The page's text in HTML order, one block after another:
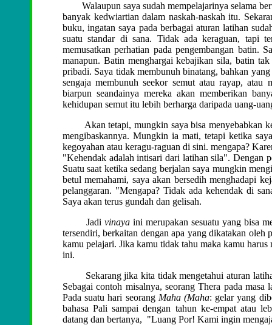
Walaupun saya sudah mempelajarinya selama
banyak kedwiartian dalam naskah-naskah itu.
buku, ingatan saya pada berbagai aturan latihan
suatu standar di sana. Tidak ada keraguan, tapi
memusatkan perhatian pada pengembangan batin.
manapun. Batin menghargai kebajikan sila, batin
pribadi. Saya tidak membunuh binatang, bahkan
sengaja membunuh seekor semut atau rayap, atau
biarpun seandainya mereka akan memberikan
kehidupan semut itu lebih berharga daripada uang-
Akan tetapi, mungkin saya bisa menyebabkan
mengibaskannya. Mungkin ia mati, tetapi ketika
kegoyahan atau keragu-raguan di sini. mengapa?
"Kehendak adalah intisari dari latihan sila". Dengan
Suatu saat ketika sedang berjalan saya mungkin
betul memahami, saya akan bersedih menghadapi
pelanggaran. "Mengapa? Tidak ada kehendak di
Saya akan terus gundah dan gelisah.
Jadivinaya ini merupakan sesuatu yang bisa
tersendiri, berkaitan dengan apa yang dikatakan
kamu pelajari. Jika kamu tidak tahu maka kamu
ini.
Sekarang jika kita tidak mengetahui aturan
Sebagai contoh misalnya, seorang Thera pada
Pada suatu hari seorang Maha (Maha: gelar yang
bahasa Pali sampai dengan tahun ke-empat atau
datang dan bertanya, "Luang Por! Kami ingin